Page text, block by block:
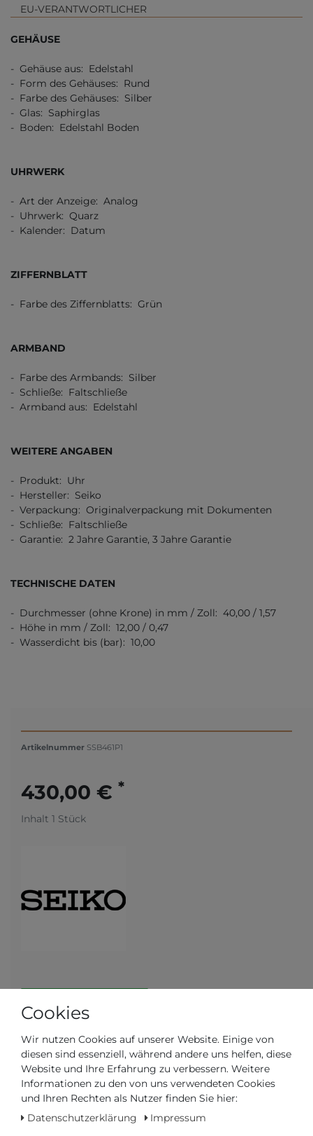
EU-VERANTWORTLICHER
GEHÄUSE
- Gehäuse aus: Edelstahl
- Form des Gehäuses: Rund
- Farbe des Gehäuses: Silber
- Glas: Saphirglas
- Boden: Edelstahl Boden
UHRWERK
- Art der Anzeige: Analog
- Uhrwerk: Quarz
- Kalender: Datum
ZIFFERNBLATT
- Farbe des Ziffernblatts: Grün
ARMBAND
- Farbe des Armbands: Silber
- Schließe: Faltschließe
- Armband aus: Edelstahl
WEITERE ANGABEN
- Produkt: Uhr
- Hersteller: Seiko
- Verpackung: Originalverpackung mit Dokumenten
- Schließe: Faltschließe
- Garantie: 2 Jahre Garantie, 3 Jahre Garantie
TECHNISCHE DATEN
- Durchmesser (ohne Krone) in mm / Zoll: 40,00 / 1,57
- Höhe in mm / Zoll: 12,00 / 0,47
- Wasserdicht bis (bar): 10,00
Artikelnummer SSB461P1
430,00 € *
Inhalt 1 Stück
SCHNELLE LIEFERZEIT
Ihr Preis bei3% Skontobei Vorab Überweisung:
417,10 € *
Cookies
Wir nutzen Cookies auf unserer Website. Einige von
diesen sind essenziell, während andere uns helfen, diese
Website und Ihre Erfahrung zu verbessern. Weitere
Informationen zu den von uns verwendeten Cookies
und Ihren Rechten als Nutzer finden Sie hier:
Datenschutzerklärung
Impressum